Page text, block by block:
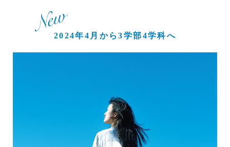
2024年4月から3学部4学科へ